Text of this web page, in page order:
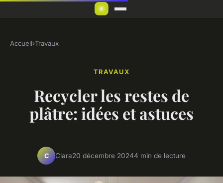
Accueil›Travaux
TRAVAUX
Recycler les restes de
plâtre: idées et astuces
C Clara20 décembre 20244 min de lecture